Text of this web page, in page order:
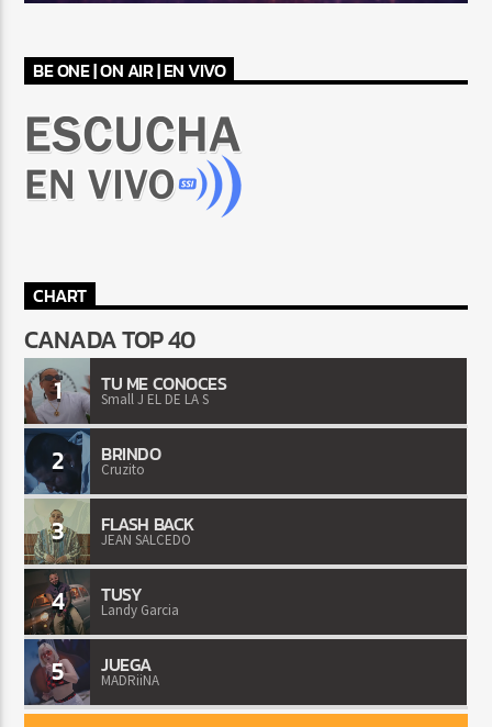
BE ONE | ON AIR | EN VIVO
CHART
CANADA TOP 40
1 TU ME CONOCES
Small J EL DE LA S
2 BRINDO
Cruzito
3 FLASH BACK
JEAN SALCEDO
4 TUSY
Landy Garcia
5 JUEGA
MADRiiNA